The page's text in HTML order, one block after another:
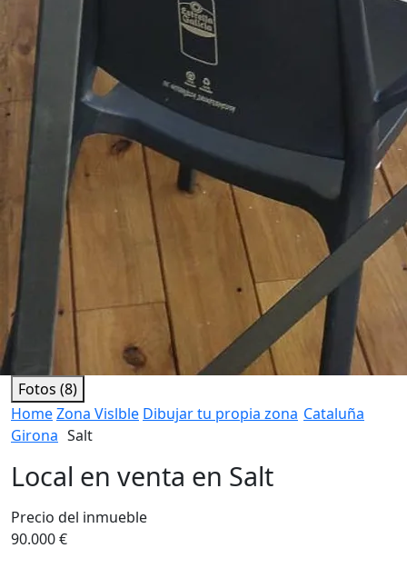
Fotos (8)
HomeZona Vislble Dibujar tu propia zona Cataluña
Girona Salt
Local en venta en Salt
Precio del inmueble
90.000 €